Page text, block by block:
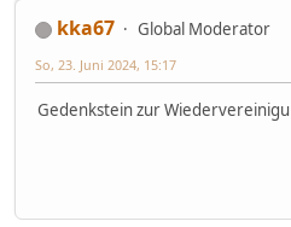
kka67
Global Moderator
So, 23. Juni 2024, 15:17
Gedenkstein zur